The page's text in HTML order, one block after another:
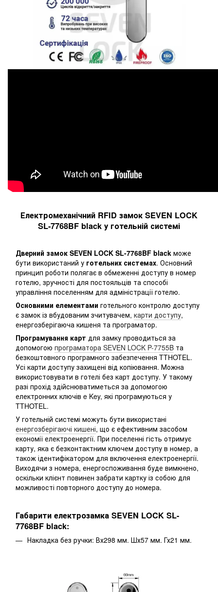
Електромеханічний RFID замок SEVEN LOCK
SL-7768BF black у готельній системі
Дверний замок SEVEN LOCK SL-7768BF black може
бути використаний у готельних системах. Основний
принцип роботи полягає в обмеженні доступу в номер
готелю, зручності для постояльців та способі
управління поселенням для адміністрації готелю.
Основними елементами готельного контролю доступу
є замок із вбудованим зчитувачем, карти доступу,
енергозберігаюча кишеня та програматор.
Програмування карт для замку проводиться за
допомогою програматора SEVEN LOCK P-7755B та
безкоштовного програмного забезпечення TTHOTEL.
Усі карти доступу захищені від копіювання. Можна
використовувати в готелі без карт доступу. У такому
разі прохід здійснюватиметься за допомогою
електронних ключів e Key, які програмуються у
TTHOTEL.
У готельній системі можуть бути використані
енергозберігаючі кишені, що є ефективним засобом
економії електроенергії. При поселенні гість отримує
карту, яка є безконтактним ключем доступу в номер, а
також ідентифікатором для включення електроенергії.
Виходячи з номера, енергоспоживання буде вимкнено,
оскільки клієнт повинен забрати картку із собою для
можливості повторного доступу до номера.
Габарити електрозамка SEVEN LOCK SL-
7768BF black:
Накладка без ручки: Вх298 мм. Шх57 мм. Гх21 мм.